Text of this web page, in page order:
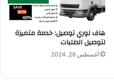
هاف لوري توصيل: خدمة متميزة
لتوصيل الطلبات
أغسطس 28, 2024